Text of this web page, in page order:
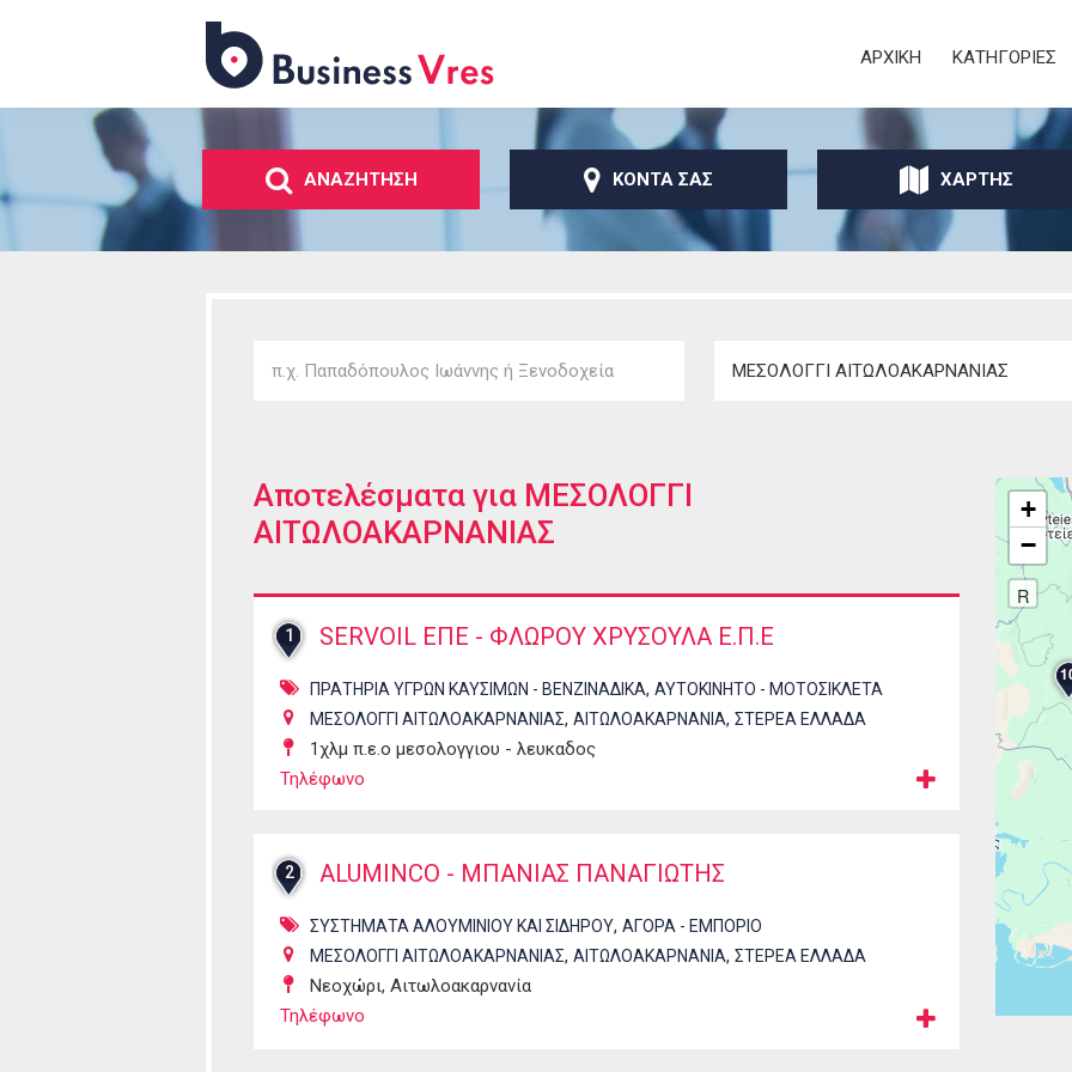
κυρίως περιεχόμενο
Business
Vres
Secondary
ΑΡΧΙΚΗ ΚΑΤΗΓΟΡΙΕΣ
ΑΝΑΖΗΤΗΣΗ ΚΟΝΤΑ ΣΑΣ ΧΑΡΤΗΣ
Αποτελέσματα για ΜΕΣΟΛΟΓΓΙ
ΑΙΤΩΛΟΑΚΑΡΝΑΝΙΑΣ
1 SERVOIL ΕΠΕ - ΦΛΩΡΟΥ ΧΡΥΣΟΥΛΑ Ε.Π.Ε
ΠΡΑΤΗΡΙΑ ΥΓΡΩΝ ΚΑΥΣΙΜΩΝ - ΒΕΝΖΙΝΑΔΙΚΑ, ΑΥΤΟΚΙΝΗΤΟ - ΜΟΤΟΣΙΚΛΕΤΑ
ΜΕΣΟΛΟΓΓΙ ΑΙΤΩΛΟΑΚΑΡΝΑΝΙΑΣ, ΑΙΤΩΛΟΑΚΑΡΝΑΝΙΑ, ΣΤΕΡΕΑ ΕΛΛΑΔΑ
1χλμ π.ε.ο μεσολογγιου - λευκαδος
Τηλέφωνο
2 ALUMINCO - ΜΠΑΝΙΑΣ ΠΑΝΑΓΙΩΤΗΣ
ΣΥΣΤΗΜΑΤΑ ΑΛΟΥΜΙΝΙΟΥ ΚΑΙ ΣΙΔΗΡΟΥ, ΑΓΟΡΑ - ΕΜΠΟΡΙΟ
ΜΕΣΟΛΟΓΓΙ ΑΙΤΩΛΟΑΚΑΡΝΑΝΙΑΣ, ΑΙΤΩΛΟΑΚΑΡΝΑΝΙΑ, ΣΤΕΡΕΑ ΕΛΛΑΔΑ
Νεοχώρι, Αιτωλοακαρνανία
Τηλέφωνο
+
−
R